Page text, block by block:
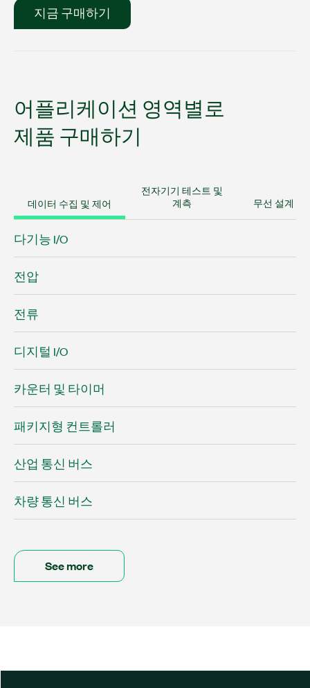
지금 구매하기
어플리케이션 영역별로
제품 구매하기
데이터 수집 및 제어
전자기기 테스트 및
계측
무선 설계 및
다기능 I/O
전압
전류
디지털 I/O
카운터 및 타이머
패키지형 컨트롤러
산업 통신 버스
차량 통신 버스
See more